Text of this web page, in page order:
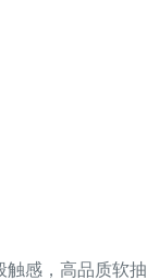
触感，高品质软抽